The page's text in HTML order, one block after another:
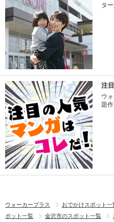
タ
注
ウ
題
ウォーカープラス おでかけスポット一
ポット一覧
金沢市のスポット一覧